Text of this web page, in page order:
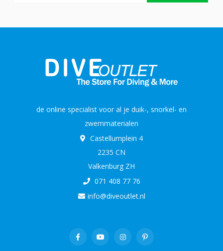
de online specialist voor al je duik-, snorkel- en
zwemmaterialen
Castellumplein 4
2235 CN
Valkenburg ZH
071 408 77 76
info@diveoutlet.nl